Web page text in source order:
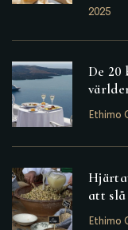
2025
De 20
bland
Ethimo
att slå
Ethimo